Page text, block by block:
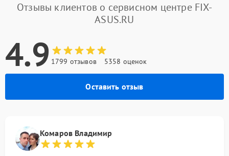
Отзывы клиентов о сервисном центре FIX-
ASUS.RU
4.9 1799 отзывов 5358 оценок
Оставить отзыв
Комаров Владимир